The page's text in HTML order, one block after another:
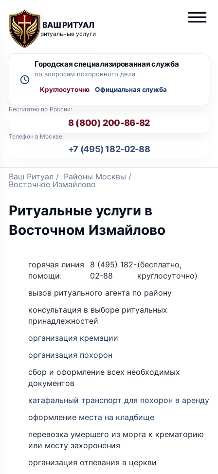
ВАШ РИТУАЛ
ритуальные услуги
Бесплатно по России:
8 (800) 200-86-82
Телефон в Москве:
+7 (495) 182-02-88
Городская специализированная служба
по вопросам похоронного дела
Круглосуточно
Ваш Ритуал / Районы Москвы /
Восточное Измайлово
Ритуальные услуги в
Восточном Измайлово
горячая линия
помощи:
8 (495) 182-
02-88
(бесплатно,
круглосуточно)
вызов ритуального агента по району
консультация в выборе ритуальных
принадлежностей
организация кремации
организация похорон
сбор и оформление всех необходимых
документов
катафальный транспорт для похорон в аренду
оформление места на кладбище
перевозка умершего из морга к крематорию
или месту захоронения
организация отпевания в церкви